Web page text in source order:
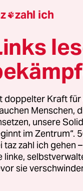
Forscher haben
eines
wie ALS,
wird.
sind
Befürchtung
für die
mit
in den
zahl ich
doppelter Kraft für
Menschen,
unsere
im Zentrum“.
taz zahl ich gehen
linke,
sie